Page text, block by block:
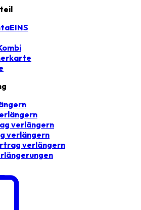
verlängern
verlängern
verlängern